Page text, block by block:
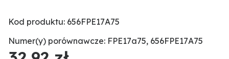
Kod produktu: 656FPE17A75
Numer(y) porównawcze: FPE17a75, 656FPE17A75